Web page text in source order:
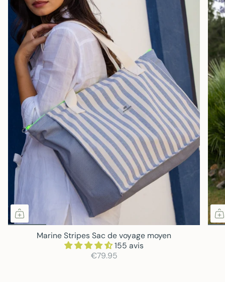
Marine Stripes Sac de voyage moyen
155 avis
€79.95